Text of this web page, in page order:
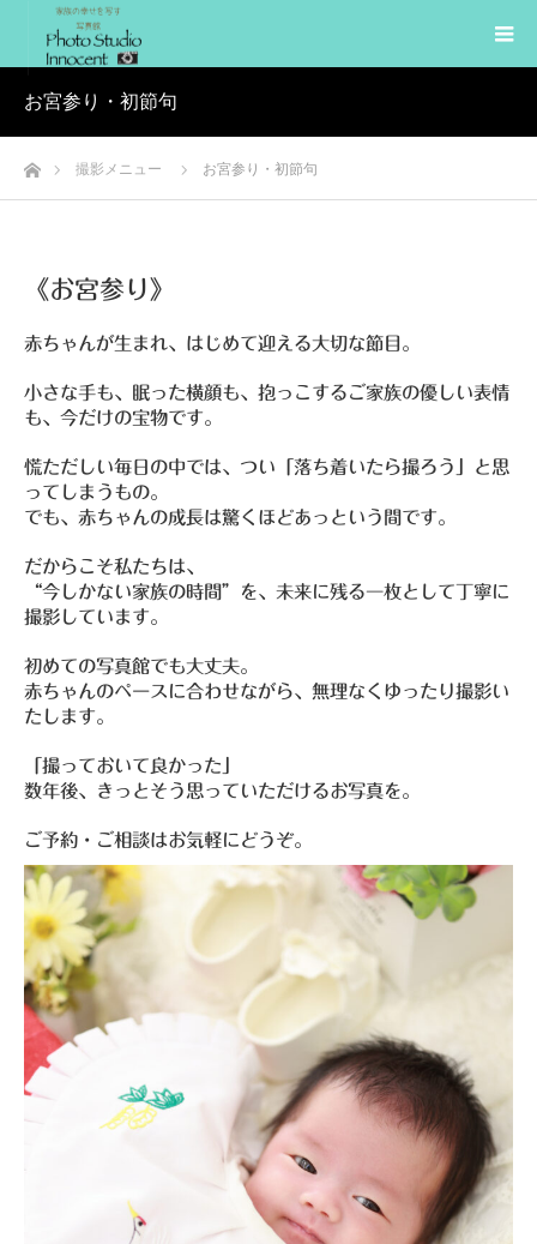
お宮参り・初節句
ホーム撮影メニュー お宮参り・初節句
《お宮参り》
赤ちゃんが生まれ、はじめて迎える大切な節目。
小さな手も、眠った横顔も、抱っこするご家族の優しい表情
も、今だけの宝物です。
慌ただしい毎日の中では、つい「落ち着いたら撮ろう」と思
ってしまうもの。
でも、赤ちゃんの成長は驚くほどあっという間です。
だからこそ私たちは、
“今しかない家族の時間”を、未来に残る一枚として丁寧に
撮影しています。
初めての写真館でも大丈夫。
赤ちゃんのペースに合わせながら、無理なくゆったり撮影い
たします。
「撮っておいて良かった」
数年後、きっとそう思っていただけるお写真を。
ご予約・ご相談はお気軽にどうぞ。